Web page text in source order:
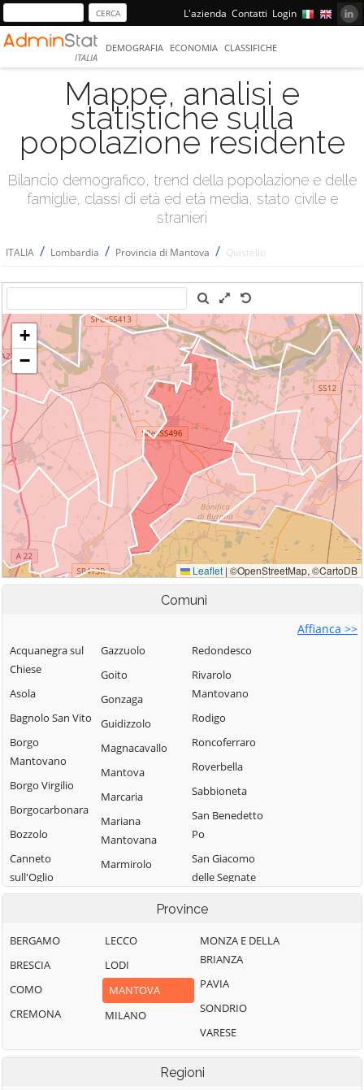
L'azienda Contatti Login
ITALIA
DEMOGRAFIA ECONOMIA CLASSIFICHE
Mappe, analisi e
statistiche sulla
popolazione residente
Bilancio demografico, trend della popolazione e delle
famiglie, classi di età ed età media, stato civile e
stranieri
ITALIA / Lombardia / Provincia di Mantova / Quistello
Comuni
Affianca >>
Acquanegra sul
Chiese
Asola
Bagnolo San Vito
Borgo
Mantovano
Borgo Virgilio
Borgocarbonara
Bozzolo
Canneto
sull'Oglio
Castellucchio
Gazzuolo
Goito
Gonzaga
Guidizzolo
Magnacavallo
Mantova
Marcaria
Mariana
Mantovana
Marmirolo
Medole
Monzambano
Motteggiana
Ostiglia
Pegognaga
Poggio Rusco
Redondesco
Rivarolo
Mantovano
Rodigo
Roncoferraro
Roverbella
Sabbioneta
San Benedetto
Po
San Giacomo
delle Segnate
San Giovanni del
Dosso
San Martino
dall'Argine
Schivenoglia
Sermide e
Felonica
Province
BERGAMO
BRESCIA
COMO
CREMONA
LECCO
LODI
MANTOVA
MILANO
MONZA E DELLA
BRIANZA
PAVIA
SONDRIO
VARESE
Regioni